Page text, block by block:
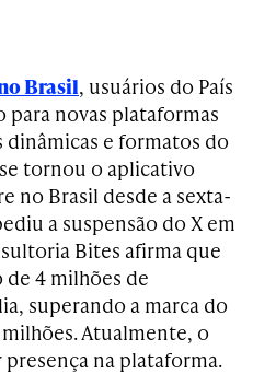
Brasil, usuários do País
novas plataformas
dinâmicas e formatos do
tornou o aplicativo
no Brasil desde a sexta-
a suspensão do X em
Bites afirma que
4 milhões de
superando a marca do
Atualmente, o
na plataforma.